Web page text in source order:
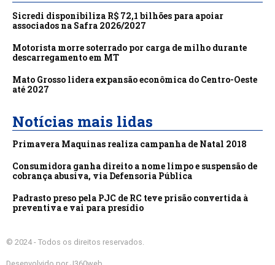
Sicredi disponibiliza R$ 72,1 bilhões para apoiar
associados na Safra 2026/2027
Motorista morre soterrado por carga de milho durante
descarregamento em MT
Mato Grosso lidera expansão econômica do Centro-Oeste
até 2027
Notícias mais lidas
Primavera Maquinas realiza campanha de Natal 2018
Consumidora ganha direito a nome limpo e suspensão de
cobrança abusiva, via Defensoria Pública
Padrasto preso pela PJC de RC teve prisão convertida à
preventiva e vai para presídio
© 2024 - Todos os direitos reservados.